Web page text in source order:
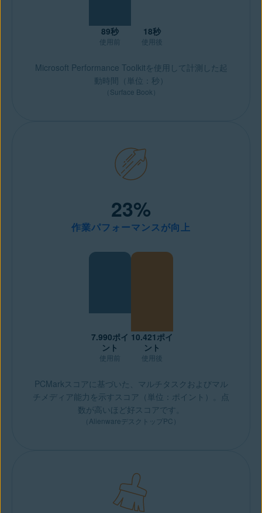
89秒
使用前
18秒
使用後
Microsoft Performance Toolkitを使用して計測した起
動時間（単位：秒）
（Surface Book）
23%
作業パフォーマンスが向上
7.990ポイ
ント
使用前
10.421ポイ
ント
使用後
PCMarkスコアに基づいた、マルチタスクおよびマル
チメディア能力を示すスコア（単位：ポイント）。点
数が高いほど好スコアです。
（AlienwareデスクトップPC）